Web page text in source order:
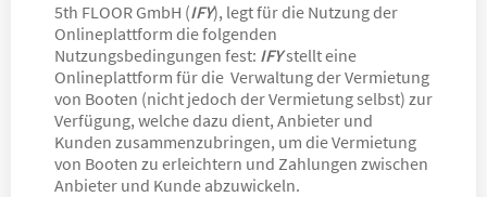
5th FLOOR GmbH (IFY), legt für die Nutzung der
Onlineplattform die folgenden
Nutzungsbedingungen fest: IFYstellt eine
Onlineplattform für die Verwaltung der Vermietung
von Booten (nicht jedoch der Vermietung selbst) zur
Verfügung, welche dazu dient, Anbieter und
Kunden zusammenzubringen, um die Vermietung
von Booten zu erleichtern und Zahlungen zwischen
Anbieter und Kunde abzuwickeln.